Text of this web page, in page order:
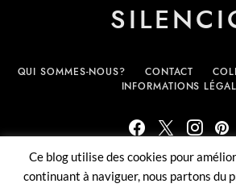
QUI SOMMES-NOUS? CONTACT
INFORMATIONS
Ce blog utilise des cookies pour
continuant à naviguer, nous partons du